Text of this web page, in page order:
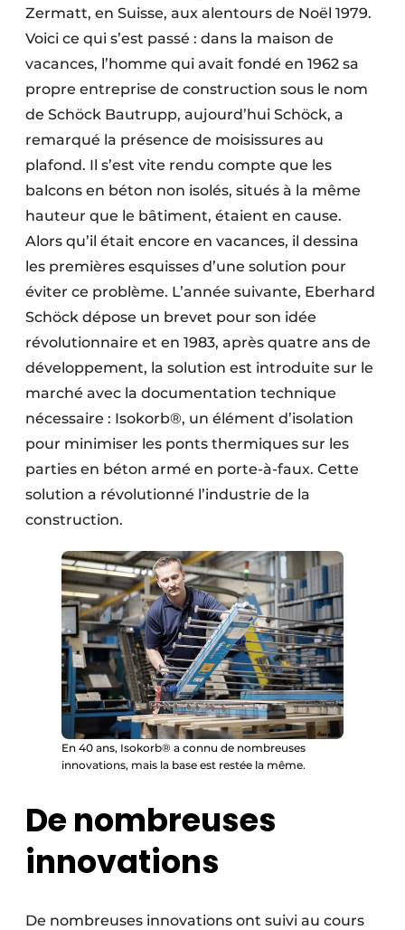
Sécurité incendie
Software
Techniques ferroviaires
Travaux ferroviaires
Zermatt, en Suisse, aux alentours de Noël 1979.
Voici ce qui s’est passé : dans la maison de
vacances, l’homme qui avait fondé en 1962 sa
propre entreprise de construction sous le nom
de Schöck Bautrupp, aujourd’hui Schöck, a
remarqué la présence de moisissures au
plafond. Il s’est vite rendu compte que les
balcons en béton non isolés, situés à la même
hauteur que le bâtiment, étaient en cause.
Alors qu’il était encore en vacances, il dessina
les premières esquisses d’une solution pour
éviter ce problème. L’année suivante, Eberhard
Schöck dépose un brevet pour son idée
révolutionnaire et en 1983, après quatre ans de
développement, la solution est introduite sur le
marché avec la documentation technique
nécessaire : Isokorb®, un élément d’isolation
pour minimiser les ponts thermiques sur les
parties en béton armé en porte-à-faux. Cette
solution a révolutionné l’industrie de la
construction.
En 40 ans, Isokorb® a connu de nombreuses
innovations, mais la base est restée la même.
De nombreuses
innovations
De nombreuses innovations ont suivi au cours